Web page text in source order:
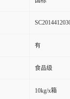
有
食品级
10kg/x箱